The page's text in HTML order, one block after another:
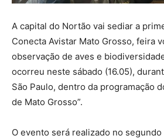
A capital do Nortão vai sediar a
Conecta Avistar Mato Grosso, feira
observação de aves e
ocorreu neste sábado (16.05),
São Paulo, dentro da programação
de Mato Grosso”.
O evento será realizado no